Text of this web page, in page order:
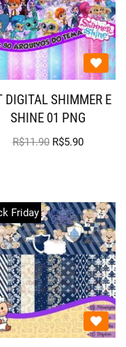
DIGITAL SHIMMER E
SHINE 01 PNG
R$11.90 R$5.90
Friday